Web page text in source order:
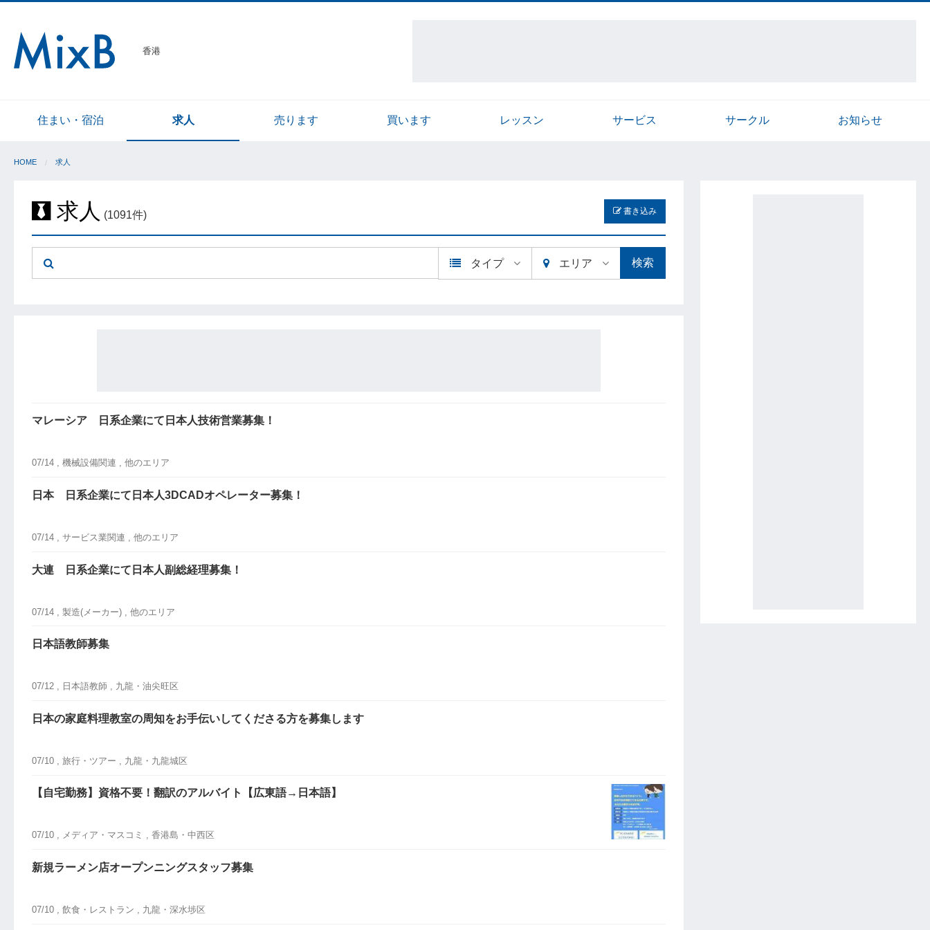
香港
住まい・宿泊 求人 売ります 買います レッスン サービス サークル お知らせ
HOME 求人
求人 (1091件) 書き込み
タイプ エリア 検索
マレーシア 日系企業にて日本人技術営業募集！
07/14 , 機械設備関連 , 他のエリア
日本 日系企業にて日本人3DCADオペレーター募集！
07/14 , サービス業関連 , 他のエリア
大連 日系企業にて日本人副総経理募集！
07/14 , 製造(メーカー) , 他のエリア
日本語教師募集
07/12 , 日本語教師 , 九龍・油尖旺区
日本の家庭料理教室の周知をお手伝いしてくださる方を募集します
07/10 , 旅行・ツアー , 九龍・九龍城区
【自宅勤務】資格不要！翻訳のアルバイト【広東語→日本語】
07/10 , メディア・マスコミ , 香港島・中西区
新規ラーメン店オープンニングスタッフ募集
07/10 , 飲食・レストラン , 九龍・深水埗区